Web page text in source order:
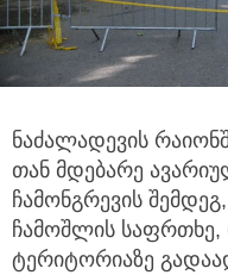
ნაძალადევის
თან მდებარე
ჩამონგრევის
ჩამოშლის საფრთხე,
ტერიტორიაზე